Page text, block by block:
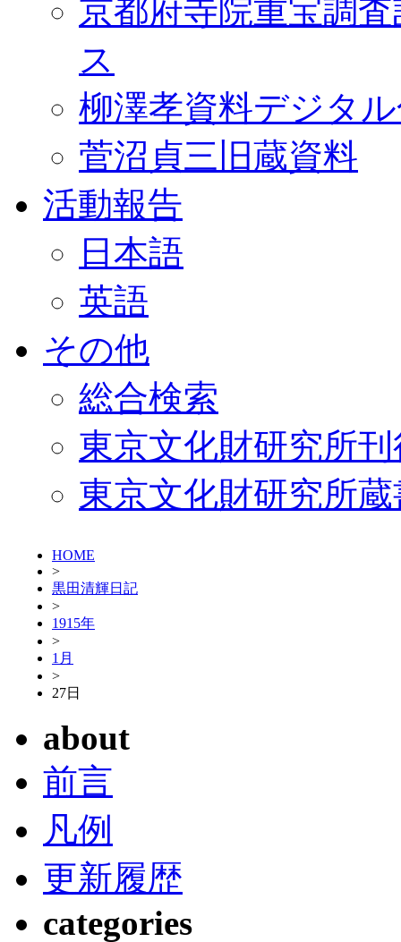
京都府寺院重宝調
ス
柳澤孝資料デジタ
菅沼貞三旧蔵資料
活動報告
日本語
英語
その他
総合検索
東京文化財研究所
東京文化財研究所
HOME
>
黒田清輝日記
>
1915年
>
1月
>
27日
about
前言
凡例
更新履歴
categories